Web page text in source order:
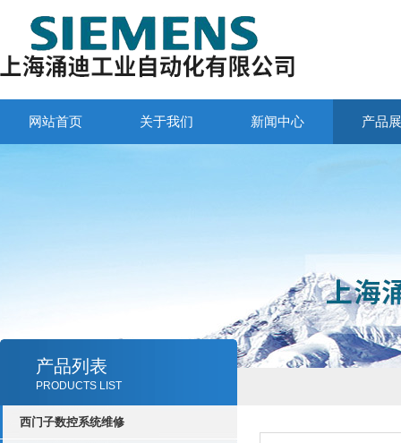
网站首页 关于我们 新闻中心 产品
产品列表
PRODUCTS LIST
西门子数控系统维修